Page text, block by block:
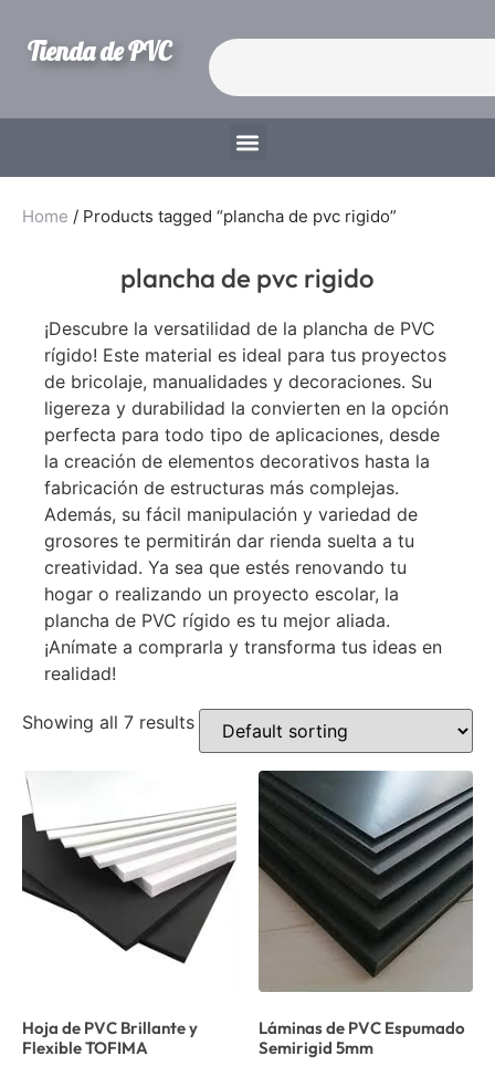
Tienda de PVC
Home / Products tagged “plancha de pvc rigido”
plancha de pvc rigido
¡Descubre la versatilidad de la plancha de PVC
rígido! Este material es ideal para tus proyectos
de bricolaje, manualidades y decoraciones. Su
ligereza y durabilidad la convierten en la opción
perfecta para todo tipo de aplicaciones, desde
la creación de elementos decorativos hasta la
fabricación de estructuras más complejas.
Además, su fácil manipulación y variedad de
grosores te permitirán dar rienda suelta a tu
creatividad. Ya sea que estés renovando tu
hogar o realizando un proyecto escolar, la
plancha de PVC rígido es tu mejor aliada.
¡Anímate a comprarla y transforma tus ideas en
realidad!
Showing all 7 results
Hoja de PVC Brillante y
Flexible TOFIMA
Láminas de PVC Espumado
Semirigid 5mm